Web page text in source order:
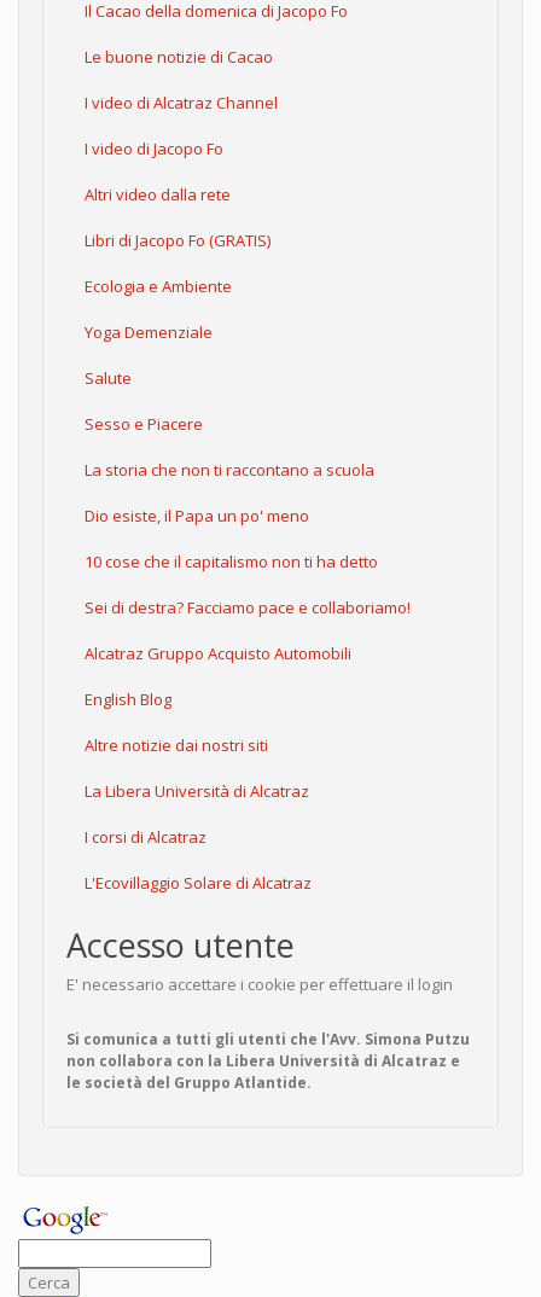
Il Cacao della domenica di Jacopo Fo
Le buone notizie di Cacao
I video di Alcatraz Channel
I video di Jacopo Fo
Altri video dalla rete
Libri di Jacopo Fo (GRATIS)
Ecologia e Ambiente
Yoga Demenziale
Salute
Sesso e Piacere
La storia che non ti raccontano a scuola
Dio esiste, il Papa un po' meno
10 cose che il capitalismo non ti ha detto
Sei di destra? Facciamo pace e collaboriamo!
Alcatraz Gruppo Acquisto Automobili
English Blog
Altre notizie dai nostri siti
La Libera Università di Alcatraz
I corsi di Alcatraz
L'Ecovillaggio Solare di Alcatraz
Accesso utente
E' necessario accettare i cookie per effettuare il login
Si comunica a tutti gli utenti che l'Avv. Simona Putzu
non collabora con la Libera Università di Alcatraz e
le società del Gruppo Atlantide.